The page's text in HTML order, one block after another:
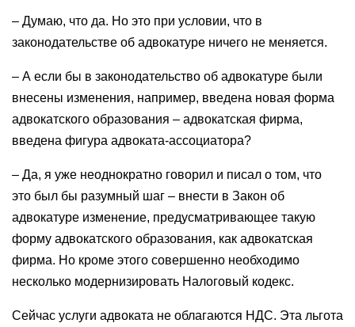
– Думаю, что да. Но это при условии, что в
законодательстве об адвокатуре ничего не меняется.
– А если бы в законодательство об адвокатуре были
внесены изменения, например, введена новая форма
адвокатского образования – адвокатская фирма,
введена фигура адвоката-ассоциатора?
– Да, я уже неоднократно говорил и писал о том, что
это был бы разумный шаг – внести в Закон об
адвокатуре изменение, предусматривающее такую
форму адвокатского образования, как адвокатская
фирма. Но кроме этого совершенно необходимо
несколько модернизировать Налоговый кодекс.
Сейчас услуги адвоката не облагаются НДС. Эта льгота